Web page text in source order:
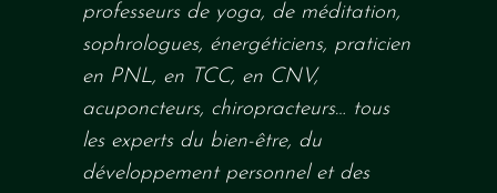
professeurs de yoga, de méditation,
sophrologues, énergéticiens, praticien
en PNL, en TCC, en CNV,
acuponcteurs, chiropracteurs… tous
les experts du bien-être, du
développement personnel et des